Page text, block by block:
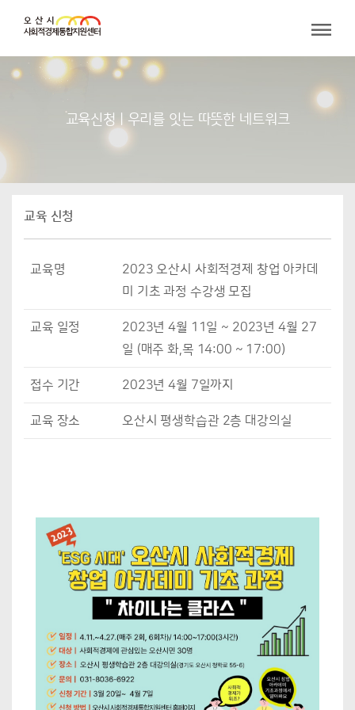
교육신청 | 우리를 잇는 따뜻한 네트워크
교육 신청
교육명
2023 오산시 사회적경제 창업 아카데
미 기초 과정 수강생 모집
교육 일정
2023년 4월 11일 ~ 2023년 4월 27
일 (매주 화,목 14:00 ~ 17:00)
접수 기간 2023년 4월 7일까지
교육 장소 오산시 평생학습관 2층 대강의실